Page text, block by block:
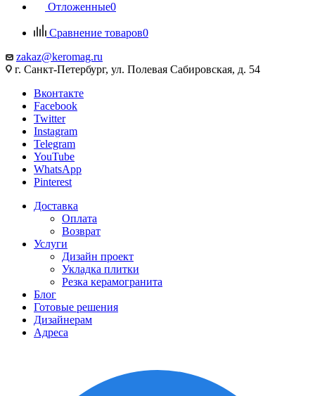
Отложенные0
Сравнение товаров0
zakaz@keromag.ru
г. Санкт-Петербург, ул. Полевая Сабировская, д. 54
Вконтакте
Facebook
Twitter
Instagram
Telegram
YouTube
WhatsApp
Pinterest
Доставка
Оплата
Возврат
Услуги
Дизайн проект
Укладка плитки
Резка керамогранита
Блог
Готовые решения
Дизайнерам
Адреса